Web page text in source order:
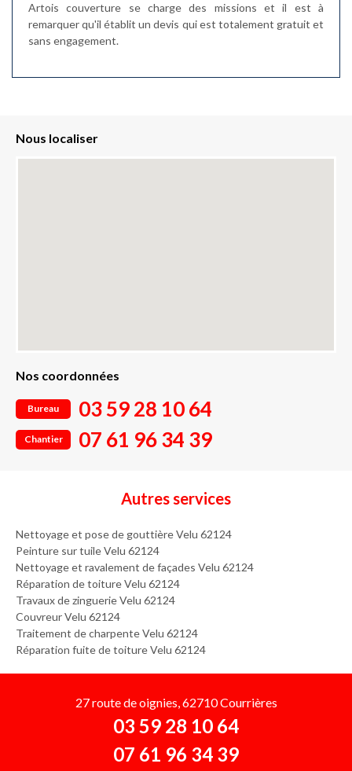
Artois couverture se charge des missions et il est à
remarquer qu'il établit un devis qui est totalement gratuit et
sans engagement.
Nous localiser
Nos coordonnées
Bureau 03 59 28 10 64
Chantier 07 61 96 34 39
Autres services
Nettoyage et pose de gouttière Velu 62124
Peinture sur tuile Velu 62124
Nettoyage et ravalement de façades Velu 62124
Réparation de toiture Velu 62124
Travaux de zinguerie Velu 62124
Couvreur Velu 62124
Traitement de charpente Velu 62124
Réparation fuite de toiture Velu 62124
27 route de oignies, 62710 Courrières
03 59 28 10 64
07 61 96 34 39